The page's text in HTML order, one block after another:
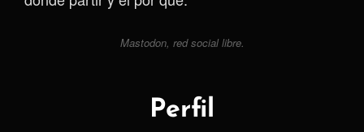
Mastodon, red social libre.
Perfil